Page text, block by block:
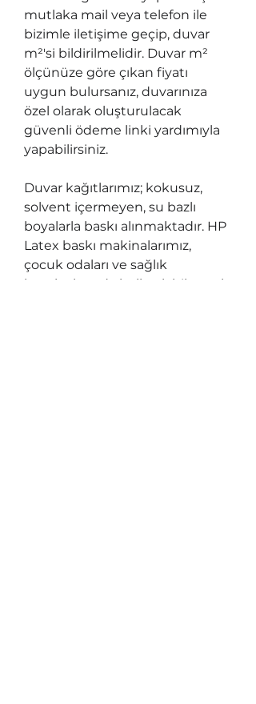
mutlaka mail veya telefon ile
bizimle iletişime geçip, duvar
m²'si bildirilmelidir. Duvar m²
ölçünüze göre çıkan fiyatı
uygun bulursanız, duvarınıza
özel olarak oluşturulacak
güvenli ödeme linki yardımıyla
yapabilirsiniz.
Duvar kağıtlarımız; kokusuz,
solvent içermeyen, su bazlı
boyalarla baskı alınmaktadır. HP
Latex baskı makinalarımız,
çocuk odaları ve sağlık
kuruluşlarında kullanılabilen tek